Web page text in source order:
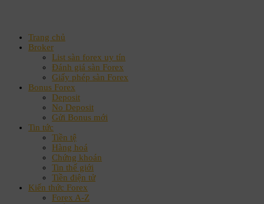
Trang chủ
Broker
List sàn forex uy tín
Đánh giá sàn Forex
Giấy phép sàn Forex
Bonus Forex
Deposit
No Deposit
Gửi Bonus mới
Tin tức
Tiền tệ
Hàng hoá
Chứng khoán
Tin thế giới
Tiền điện tử
Kiến thức Forex
Forex A-Z